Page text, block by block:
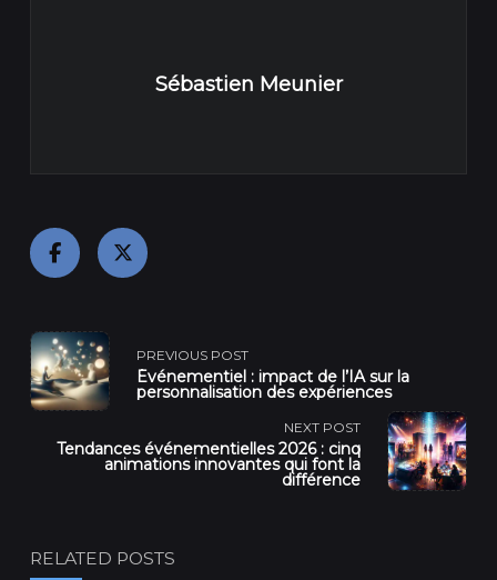
Sébastien Meunier
<span
class="nav-
subtitle
reader-
PREVIOUS POST
Événementiel : impact de l’IA sur la
personnalisation des expériences
NEXT POST
Tendances événementielles 2026 : cinq
animations innovantes qui font la
différence
RELATED POSTS